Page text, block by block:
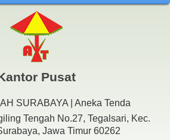
Pusat
SURABAYA | Aneka Tenda
Tengah No.27, Tegalsari, Kec.
Jawa Timur 60262